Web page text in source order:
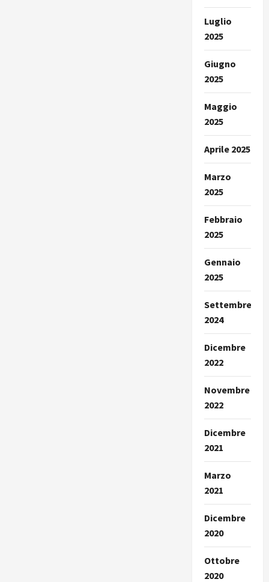
Luglio
2025
Giugno
2025
Maggio
2025
Aprile 2025
Marzo
2025
Febbraio
2025
Gennaio
2025
Settembre
2024
Dicembre
2022
Novembre
2022
Dicembre
2021
Marzo
2021
Dicembre
2020
Ottobre
2020